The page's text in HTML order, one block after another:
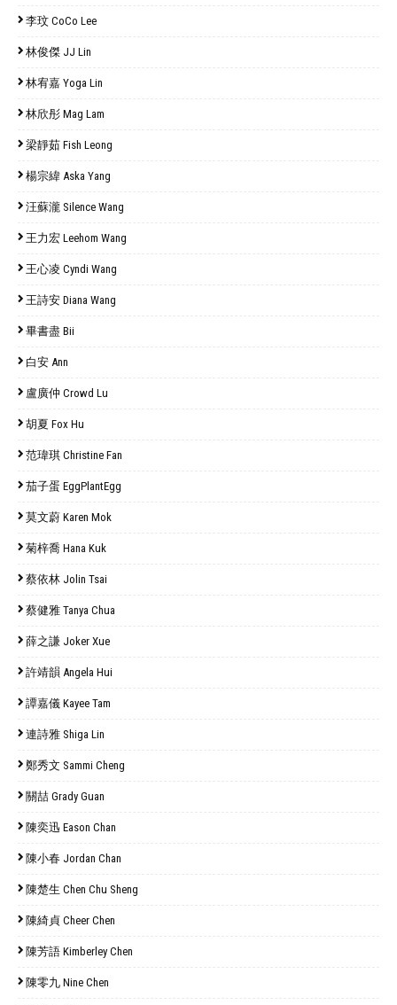
李玟 CoCo Lee
林俊傑 JJ Lin
林宥嘉 Yoga Lin
林欣彤 Mag Lam
梁靜茹 Fish Leong
楊宗緯 Aska Yang
汪蘇瀧 Silence Wang
王力宏 Leehom Wang
王心凌 Cyndi Wang
王詩安 Diana Wang
畢書盡 Bii
白安 Ann
盧廣仲 Crowd Lu
胡夏 Fox Hu
范瑋琪 Christine Fan
茄子蛋 EggPlantEgg
莫文蔚 Karen Mok
菊梓喬 Hana Kuk
蔡依林 Jolin Tsai
蔡健雅 Tanya Chua
薛之謙 Joker Xue
許靖韻 Angela Hui
譚嘉儀 Kayee Tam
連詩雅 Shiga Lin
鄭秀文 Sammi Cheng
關喆 Grady Guan
陳奕迅 Eason Chan
陳小春 Jordan Chan
陳楚生 Chen Chu Sheng
陳綺貞 Cheer Chen
陳芳語 Kimberley Chen
陳零九 Nine Chen